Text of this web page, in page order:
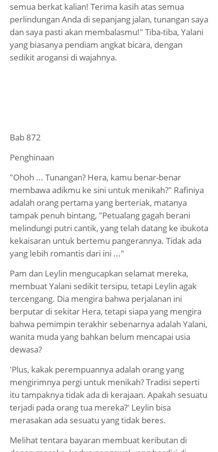
semua berkat kalian! Terima kasih atas semua
perlindungan Anda di sepanjang jalan, tunangan saya
dan saya pasti akan membalasmu!" Tiba-tiba, Yalani
yang biasanya pendiam angkat bicara, dengan
sedikit arogansi di wajahnya.
Bab 872
Penghinaan
"Ohoh ... Tunangan? Hera, kamu benar-benar
membawa adikmu ke sini untuk menikah?" Rafiniya
adalah orang pertama yang berteriak, matanya
tampak penuh bintang, "Petualang gagah berani
melindungi putri cantik, yang telah datang ke ibukota
kekaisaran untuk bertemu pangerannya. Tidak ada
yang lebih romantis dari ini ..."
Pam dan Leylin mengucapkan selamat mereka,
membuat Yalani sedikit tersipu, tetapi Leylin agak
tercengang. Dia mengira bahwa perjalanan ini
berputar di sekitar Hera, tetapi siapa yang mengira
bahwa pemimpin terakhir sebenarnya adalah Yalani,
wanita muda yang bahkan belum mencapai usia
dewasa?
'Plus, kakak perempuannya adalah orang yang
mengirimnya pergi untuk menikah? Tradisi seperti
itu tampaknya tidak ada di kerajaan. Apakah sesuatu
terjadi pada orang tua mereka?' Leylin bisa
merasakan ada sesuatu yang tidak beres.
Melihat tentara bayaran membuat keributan di